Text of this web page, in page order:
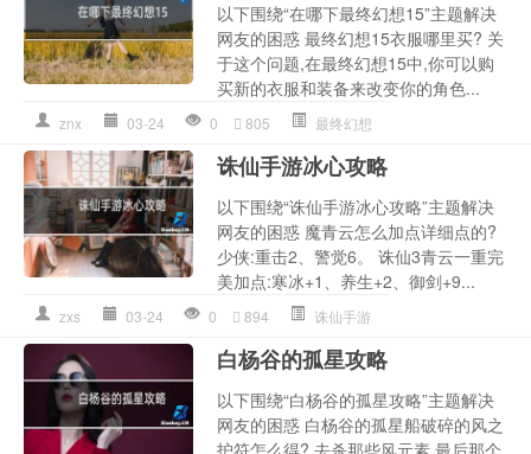
以下围绕“在哪下最终幻想15”主题解决
网友的困惑 最终幻想15衣服哪里买? 关
于这个问题,在最终幻想15中,你可以购
买新的衣服和装备来改变你的角色...
znx 03-24 0 805 最终幻想
诛仙手游冰心攻略
以下围绕“诛仙手游冰心攻略”主题解决
网友的困惑 魔青云怎么加点详细点的?
少侠:重击2、警觉6。 诛仙3青云一重完
美加点:寒冰+1、养生+2、御剑+9...
zxs 03-24 0 894 诛仙手游
白杨谷的孤星攻略
以下围绕“白杨谷的孤星攻略”主题解决
网友的困惑 白杨谷的孤星船破碎的风之